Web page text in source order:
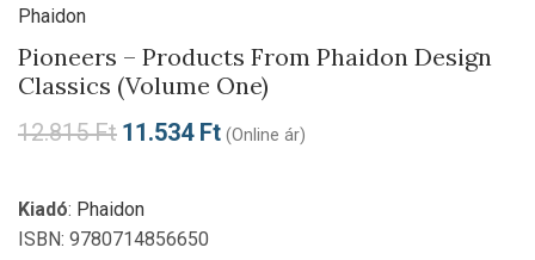
Phaidon
Pioneers – Products From Phaidon Design
Classics (Volume One)
12.815Ft 11.534 Ft (Online ár)
Kiadó: Phaidon
ISBN: 9780714856650